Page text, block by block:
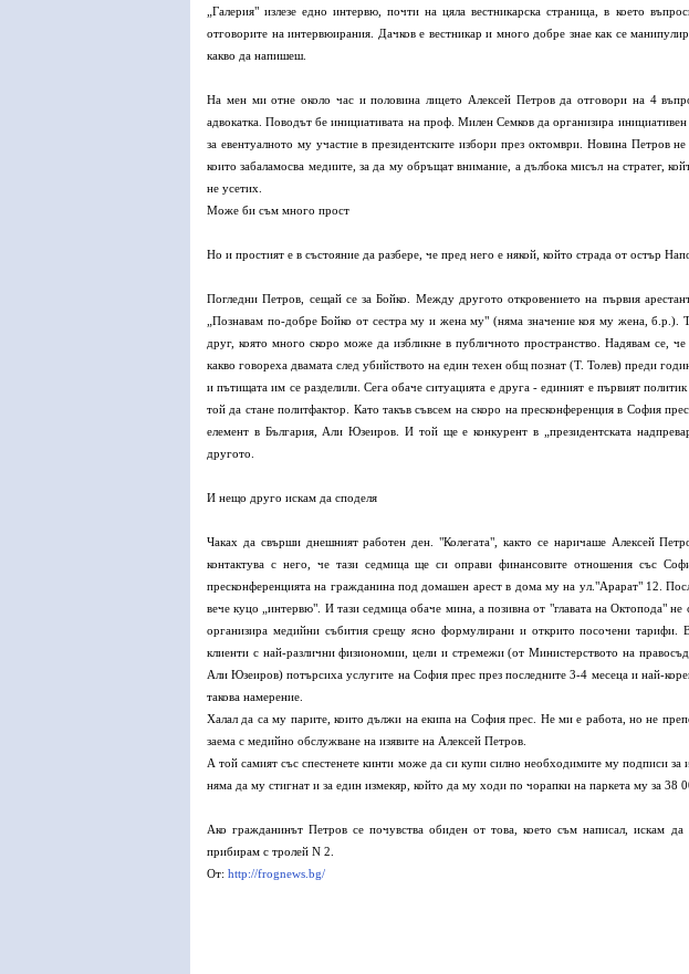
„Галерия" излезе едно интервю, почти на цяла вестникарска страница, в което
отговорите на интервюирания. Дачков е вестникар и много добре знае как се
какво да напишеш.
На мен ми отне около час и половина лицето Алексей Петров да отговори на 4
адвокатка. Поводът бе инициативата на проф. Милен Семков да организира
за евентуалното му участие в президентските избори през октомври. Новина Петров
които забаламосва медиите, за да му обръщат внимание, а дълбока мисъл на стратег,
не усетих.
Може би съм много прост
Но и простият е в състояние да разбере, че пред него е някой, който страда от остър
Погледни Петров, сещай се за Бойко. Между другото откровението на първия
„Познавам по-добре Бойко от сестра му и жена му" (няма значение коя му жена, б.р.).
друг, която много скоро може да избликне в публичното пространство. Надявам се,
какво говореха двамата след убийството на един техен общ познат (Т. Толев) преди
и пътищата им се разделили. Сега обаче ситуацията е друга - единият е първият
той да стане политфактор. Като такъв съвсем на скоро на пресконференция в София
елемент в България, Али Юзеиров. И той ще е конкурент в „президентската
другото.
И нещо друго искам да споделя
Чаках да свърши днешният работен ден. "Колегата", както се наричаше Алексей
контактува с него, че тази седмица ще си оправи финансовите отношения със
пресконференцията на гражданина под домашен арест в дома му на ул."Арарат" 12.
вече куцо „интервю". И тази седмица обаче мина, а позивна от "главата на Октопода"
организира медийни събития срещу ясно формулирани и открито посочени
клиенти с най-различни физиономии, цели и стремежи (от Министерството на
Али Юзеиров) потърсиха услугите на София прес през последните 3-4 месеца и най-
такова намерение.
Халал да са му парите, които дължи на екипа на София прес. Не ми е работа, но не
заема с медийно обслужване на изявите на Алексей Петров.
А той самият със спестенете кинти може да си купи силно необходимите му подписи за
няма да му стигнат и за един измекяр, който да му ходи по чорапки на паркета му за 38
Ако гражданинът Петров се почувства обиден от това, което съм написал, искам
прибирам с тролей N 2.
От: http://frognews.bg/